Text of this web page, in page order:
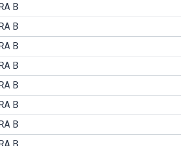
B
B
B
B
B
B
B